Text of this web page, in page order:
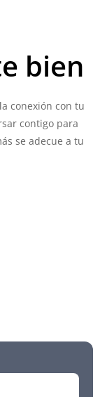
bien
conexión con tu
contigo para
se adecue a tu